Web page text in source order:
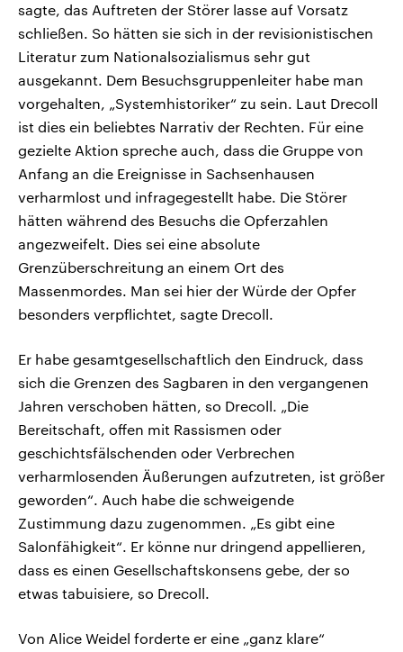
sagte, das Auftreten der Störer lasse auf Vorsatz
schließen. So hätten sie sich in der revisionistischen
Literatur zum Nationalsozialismus sehr gut
ausgekannt. Dem Besuchsgruppenleiter habe man
vorgehalten, „Systemhistoriker“ zu sein. Laut Drecoll
ist dies ein beliebtes Narrativ der Rechten. Für eine
gezielte Aktion spreche auch, dass die Gruppe von
Anfang an die Ereignisse in Sachsenhausen
verharmlost und infragegestellt habe. Die Störer
hätten während des Besuchs die Opferzahlen
angezweifelt. Dies sei eine absolute
Grenzüberschreitung an einem Ort des
Massenmordes. Man sei hier der Würde der Opfer
besonders verpflichtet, sagte Drecoll.
Er habe gesamtgesellschaftlich den Eindruck, dass
sich die Grenzen des Sagbaren in den vergangenen
Jahren verschoben hätten, so Drecoll. „Die
Bereitschaft, offen mit Rassismen oder
geschichtsfälschenden oder Verbrechen
verharmlosenden Äußerungen aufzutreten, ist größer
geworden“. Auch habe die schweigende
Zustimmung dazu zugenommen. „Es gibt eine
Salonfähigkeit“. Er könne nur dringend appellieren,
dass es einen Gesellschaftskonsens gebe, der so
etwas tabuisiere, so Drecoll.
Von Alice Weidel forderte er eine „ganz klare“